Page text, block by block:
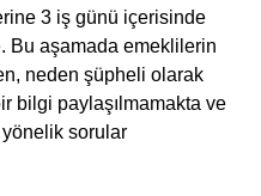
3 iş günü içerisinde
Bu aşamada emeklilerin
neden şüpheli olarak
bilgi paylaşılmamakta ve
yönelik sorular